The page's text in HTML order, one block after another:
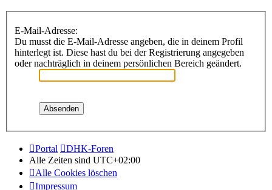
E-Mail-Adresse:
Du musst die E-Mail-Adresse angeben, die in deinem Profil
hinterlegt ist. Diese hast du bei der Registrierung angegeben
oder nachträglich in deinem persönlichen Bereich geändert.
Portal
DHK-Foren
Alle Zeiten sind UTC+02:00
Alle Cookies löschen
Impressum